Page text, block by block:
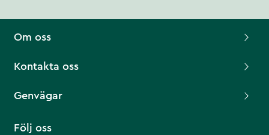
Om oss
Kontakta oss
Genvägar
Följ oss